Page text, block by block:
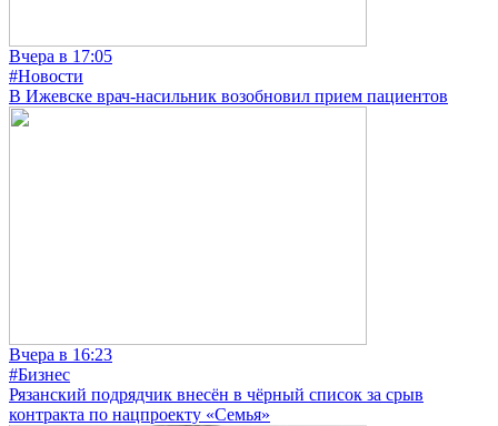
Вчера в 17:05
#Новости
В Ижевске врач-насильник возобновил прием пациентов
Вчера в 16:23
#Бизнес
Рязанский подрядчик внесён в чёрный список за срыв
контракта по нацпроекту «Семья»